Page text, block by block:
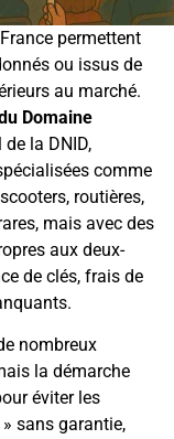
permettent
ou issus de
au marché.
Domaine
la DNID,
comme
routières,
mais avec des
aux deux-
de clés, frais de
nombreux
la démarche
éviter les
sans garantie,